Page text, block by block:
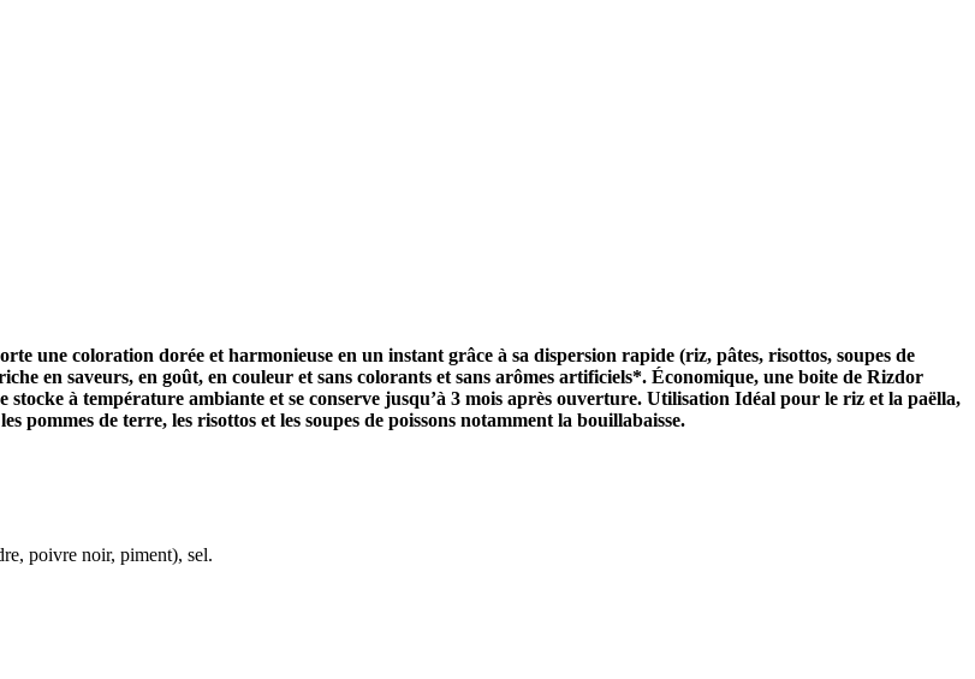
une coloration dorée et harmonieuse en un instant grâce à sa dispersion rapide (riz, pâtes, risottos, soupes de
en saveurs, en goût, en couleur et sans colorants et sans arômes artificiels*. Économique, une boite de Rizdor
à température ambiante et se conserve jusqu’à 3 mois après ouverture. Utilisation Idéal pour le riz et la paëlla,
pommes de terre, les risottos et les soupes de poissons notamment la bouillabaisse.
poivre noir, piment), sel.